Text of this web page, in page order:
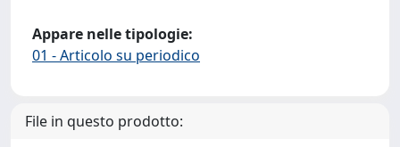
Appare nelle tipologie:
01 - Articolo su periodico
File in questo prodotto: